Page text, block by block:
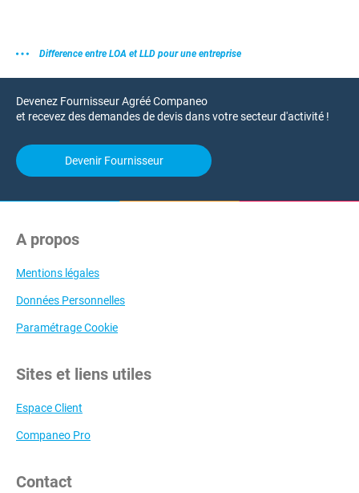
Difference entre LOA et LLD pour une entreprise
Devenez Fournisseur Agréé Companeo
et recevez des demandes de devis dans votre secteur d'activité !
Devenir Fournisseur
A propos
Mentions légales
Données Personnelles
Paramétrage Cookie
Sites et liens utiles
Espace Client
Companeo Pro
Contact